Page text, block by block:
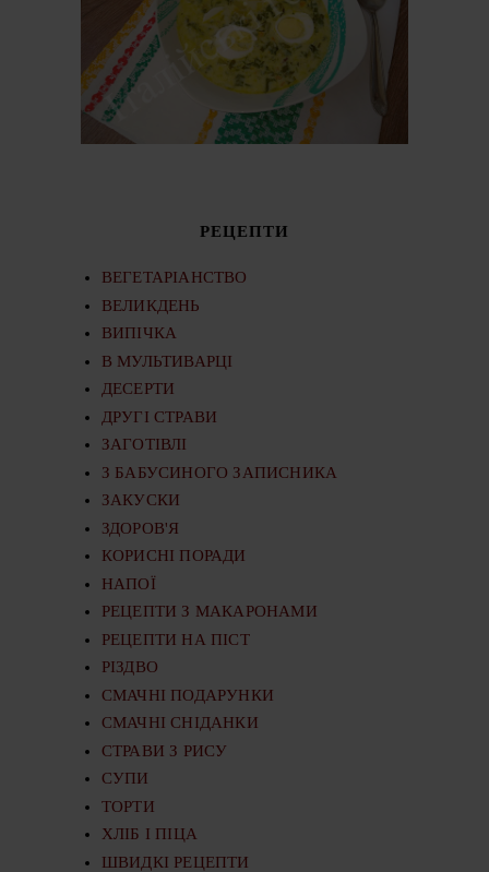
РЕЦЕПТИ
ВЕГЕТАРІАНСТВО
ВЕЛИКДЕНЬ
ВИПІЧКА
В МУЛЬТИВАРЦІ
ДЕСЕРТИ
ДРУГІ СТРАВИ
ЗАГОТІВЛІ
З БАБУСИНОГО ЗАПИСНИКА
ЗАКУСКИ
ЗДОРОВ'Я
КОРИСНІ ПОРАДИ
НАПОЇ
РЕЦЕПТИ З МАКАРОНАМИ
РЕЦЕПТИ НА ПІСТ
РІЗДВО
СМАЧНІ ПОДАРУНКИ
СМАЧНІ СНІДАНКИ
СТРАВИ З РИСУ
СУПИ
ТОРТИ
ХЛІБ І ПІЦА
ШВИДКІ РЕЦЕПТИ